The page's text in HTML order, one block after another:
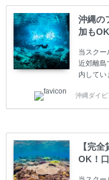
は年間を
ックダイ
ャンペー
迎 / 保険
沖縄の
加も
当スクー
近郊離島
内してい
の方も安
グコース
ーター
沖縄本島
込)【 2
沖縄ダイ
【完
OK！